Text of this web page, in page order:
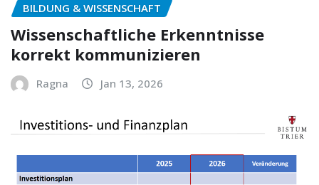
BILDUNG & WISSENSCHAFT
Wissenschaftliche Erkenntnisse
korrekt kommunizieren
Ragna Jan 13, 2026